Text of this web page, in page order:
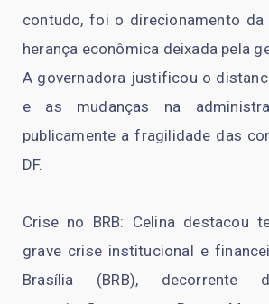
contudo, foi o direcionamento da
herança econômica deixada pela
A governadora justificou o
e as mudanças na
publicamente a fragilidade das
DF.
Crise no BRB: Celina destacou
grave crise institucional e
Brasília (BRB), decorrente